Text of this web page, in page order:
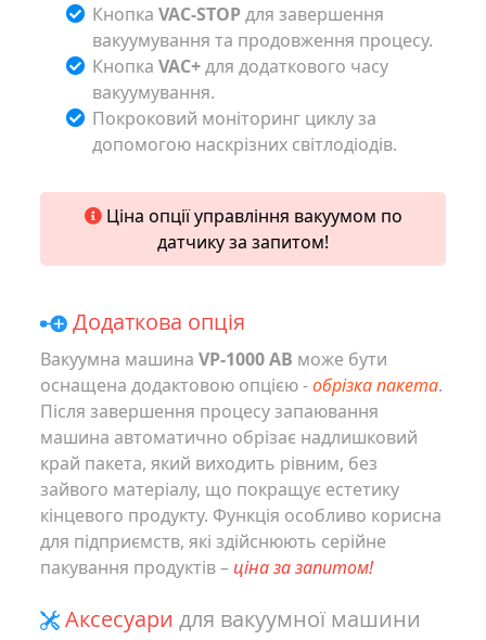
Кнопка VAC-STOPдля завершення
вакуумування та продовження процесу.
Кнопка VAC+для додаткового часу
вакуумування.
Покроковий моніторинг циклу за
допомогою наскрізних світлодіодів.
Ціна опції управління вакуумом по
датчику за запитом!
Додаткова опція
Вакуумна машина VP-1000 AB може бути
оснащена додактовою опцією -обрізка пакета.
Після завершення процесу запаювання
машина автоматично обрізає надлишковий
край пакета, який виходить рівним, без
зайвого матеріалу, що покращує естетику
кінцевого продукту. Функція особливо корисна
для підприємств, які здійснюють серійне
пакування продуктів – ціна за запитом!
Аксесуари для вакуумної машини